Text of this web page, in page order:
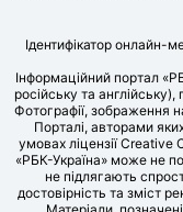
Ідентифікатор онлайн-
Інформаційний портал
російську та
Фотографії, зображення
Порталі, авторами
умовах ліцензії
«РБК-Україна» може не
не підлягають
достовірність та зміст